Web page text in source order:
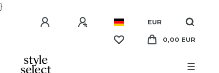
}
EUR
0,00 EUR
☰